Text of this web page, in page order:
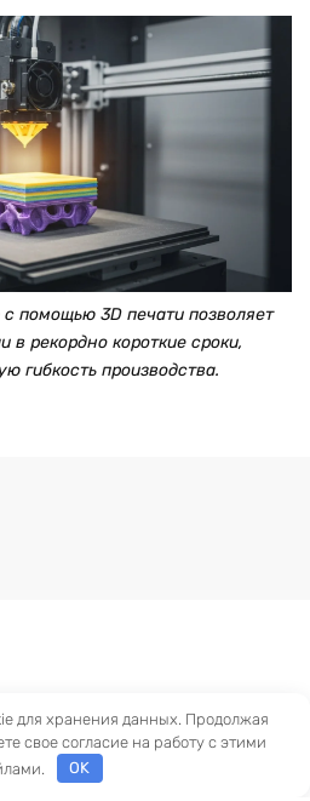
с помощью 3D печати позволяет
в рекордно короткие сроки,
гибкость производства.
для хранения данных. Продолжая
свое согласие на работу с этими
OK